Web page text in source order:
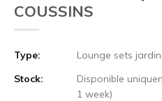
COUSSINS
Type:
Lounge sets jardin
Stock:
Disponible
1 week)